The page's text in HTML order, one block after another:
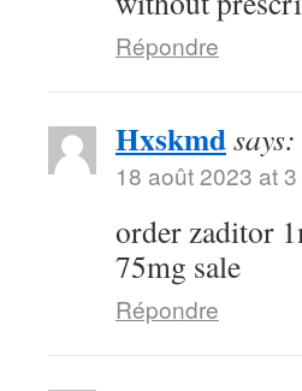
Répondre
Hxskmdsays:
18 août 2023 at
order zaditor
75mg sale
Répondre